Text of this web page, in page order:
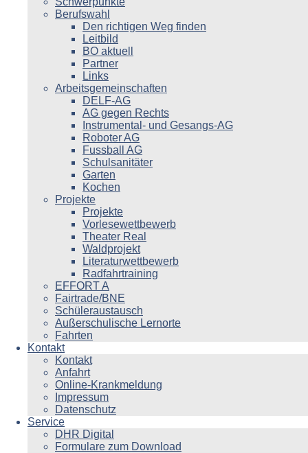
Berufswahl
Den richtigen Weg finden
Leitbild
BO aktuell
Partner
Links
Arbeitsgemeinschaften
DELF-AG
AG gegen Rechts
Instrumental- und Gesangs-AG
Roboter AG
Fussball AG
Schulsanitäter
Garten
Kochen
Projekte
Projekte
Vorlesewettbewerb
Theater Real
Waldprojekt
Literaturwettbewerb
Radfahrtraining
EFFORT A
Fairtrade/BNE
Schüleraustausch
Außerschulische Lernorte
Fahrten
Kontakt
Kontakt
Anfahrt
Online-Krankmeldung
Impressum
Datenschutz
Service
DHR Digital
Formulare zum Download